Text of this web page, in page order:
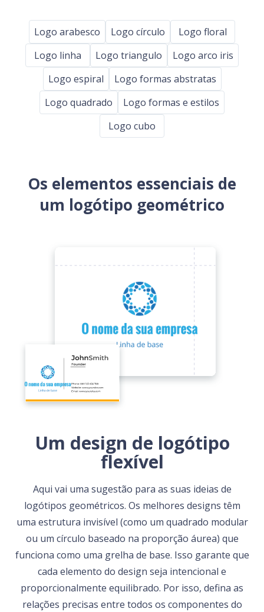
Logo arabesco Logo círculo
Logo floral
Logo linha
Logo triangulo
Logo arco iris
Logo espiral
Logo formas abstratas
Logo quadrado
Logo formas e estilos
Logo cubo
Os elementos essenciais de
um logótipo geométrico
Um design de logótipo
flexível
Aqui vai uma sugestão para as suas ideias de
logótipos geométricos. Os melhores designs têm
uma estrutura invisível (como um quadrado modular
ou um círculo baseado na proporção áurea) que
funciona como uma grelha de base. Isso garante que
cada elemento do design seja intencional e
proporcionalmente equilibrado. Por isso, defina as
relações precisas entre todos os componentes do